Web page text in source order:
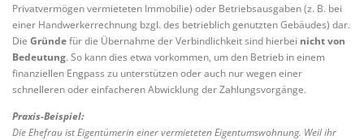
Privatvermögen vermieteten Immobilie) oder Betriebsausgaben (z. B. bei
einer Handwerkerrechnung bzgl. des betrieblich genutzten Gebäudes) dar.
Die Gründefür die Übernahme der Verbindlichkeit sind hierbei nicht von
Bedeutung. So kann dies etwa vorkommen, um den Betrieb in einem
finanziellen Engpass zu unterstützen oder auch nur wegen einer
schnelleren oder einfacheren Abwicklung der Zahlungsvorgänge.
Praxis-Beispiel:
Die Ehefrau ist Eigentümerin einer vermieteten Eigentumswohnung. Weil ihr